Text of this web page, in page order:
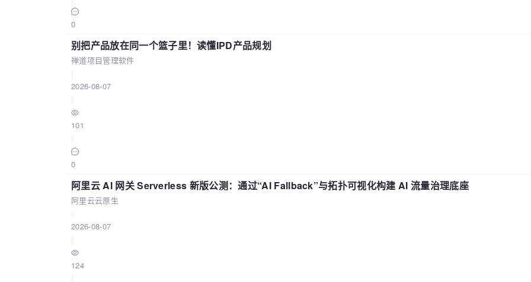
0
别把产品放在同一个篮子里！读懂IPD产品规划
禅道项目管理软件
2026-08-07
101
0
阿里云 AI 网关 Serverless 新版公测：通过“AI Fallback”与拓扑可视化构建 AI 流量治理底座
阿里云云原生
2026-08-07
124